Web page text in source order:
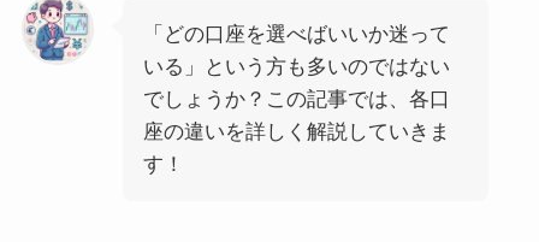
「どの口座を選べばいいか迷って
いる」という方も多いのではない
でしょうか？この記事では、各口
座の違いを詳しく解説していきま
す！